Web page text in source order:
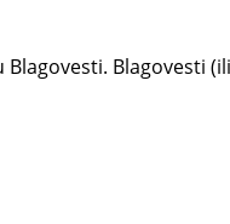
Blagovesti